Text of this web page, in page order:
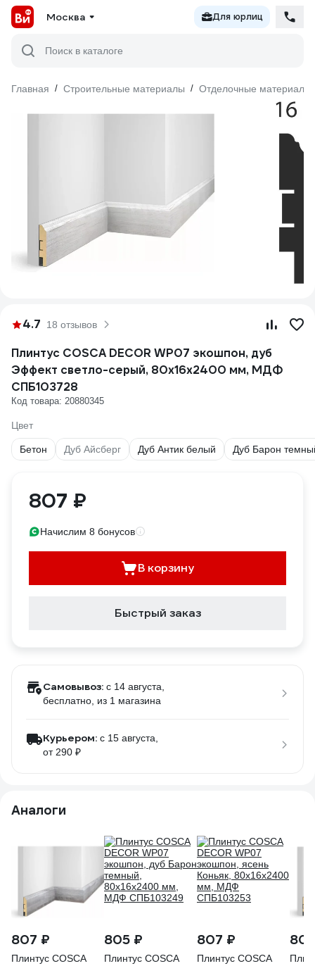
Москва Для юрлиц
Поиск в каталоге
Главная / Строительные материалы / Отделочные материалы
4.7 18 отзывов
Плинтус COSCA DECOR WP07 экошпон, дуб
Эффект светло-серый, 80x16x2400 мм, МДФ
СПБ103728
Код товара: 20880345
Цвет
Бетон Дуб Айсберг Дуб Антик белый Дуб Барон
807 ₽
Начислим 8 бонусов
В корзину
Быстрый заказ
Самовывоз: c 14 августа,
бесплатно , из 1 магазина
Курьером: c 15 августа,
от 290 ₽
Аналоги
807 ₽
Плинтус COSCA
805 ₽
Плинтус COSCA
807 ₽
Плинтус COSCA